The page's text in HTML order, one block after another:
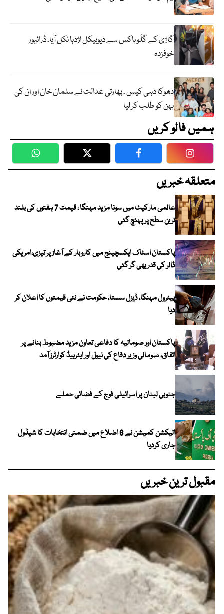
گاڑی کے گلَو باکس سے دیوہیکل اژدہا نکل آیا، ڈرائیور
خوفزدہ
دھوکا دہی کیس ، بھارتی عدالت نے سلمان خان اور ان کی
بہن کو طلب کر لیا
ہمیں فالو کریں
WhatsApp Twitter Facebook
متعلقہ خبریں
عالمی مارکیٹ میں سونا مزید مہنگا ، قیمت 7 ہفتوں کی بلند
ترین سطح پر پہنچ گئی
پاکستان اسٹاک ایکسچینج میں کاروبار کے آغاز پر تیزی،امریکی
ڈالر کی قدر بھی گر گئی
پیٹرول مہنگا، ڈیزل سستا، حکومت نے نئی قیمتوں کا اعلان کر
دیا
پاکستان اور صومالیہ کا دفاعی تعاون مزید مضبوط بنانے پر
اتفاق، صومالی وزیر دفاع کی نیول اور ایئرہیڈ کوارٹرز آمد
جنوبی لبنان پر اسرائیلی فوج کے فضائی حملے
الیکشن کمیشن نے 6 اضلاع میں ضمنی انتخابات کا شیڈول
جاری کردیا
مقبول ترین خبریں